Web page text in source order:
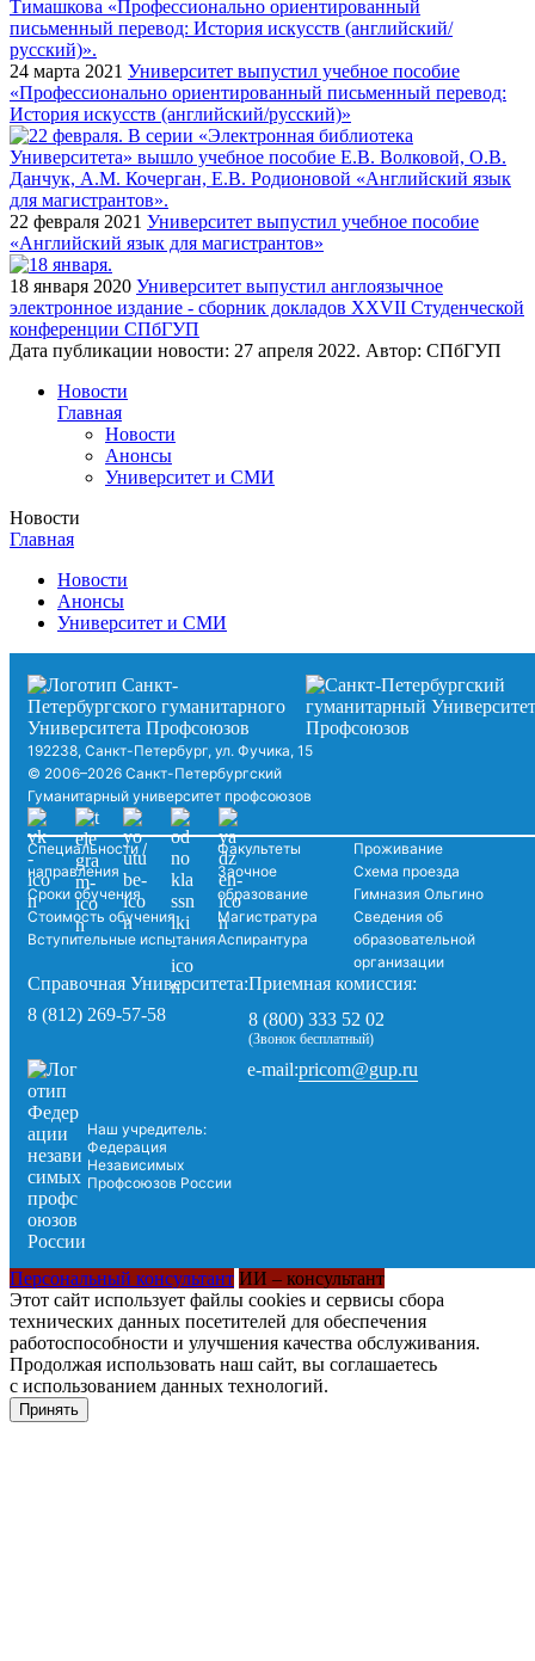
24 марта 2021 Университет выпустил учебное пособие
«Профессионально ориентированный письменный перевод:
История искусств (английский/русский)»
22 февраля 2021 Университет выпустил учебное пособие
«Английский язык для магистрантов»
18 января 2020 Университет выпустил англоязычное
электронное издание - сборник докладов XXVII Студенческой
конференции СПбГУП
Дата публикации новости: 27 апреля 2022. Автор: СПбГУП
Новости
Главная
Новости
Анонсы
Университет и СМИ
Новости
Главная
Новости
Анонсы
Университет и СМИ
192238, Санкт-Петербург, ул. Фучика, 15
© 2006–2026 Санкт-Петербургский
Гуманитарный университет профсоюзов
Специальности /
направления
Сроки обучения
Стоимость обучения
Вступительные испытания
Факультеты
Заочное
образование
Магистратура
Аспирантура
Проживание
Схема проезда
Гимназия Ольгино
Сведения об
образовательной
организации
Справочная Университета:
8 (812) 269-57-58
Приемная комиссия:
8 (800) 333 52 02
(Звонок бесплатный)
Наш учредитель:
Федерация
Независимых
Профсоюзов России
e-mail:pricom@gup.ru
Персональный консультант ИИ – консультант
Этот сайт использует файлы cookies и сервисы сбора
технических данных посетителей для обеспечения
работоспособности и улучшения качества обслуживания.
Продолжая использовать наш сайт, вы соглашаетесь
с использованием данных технологий.
Принять